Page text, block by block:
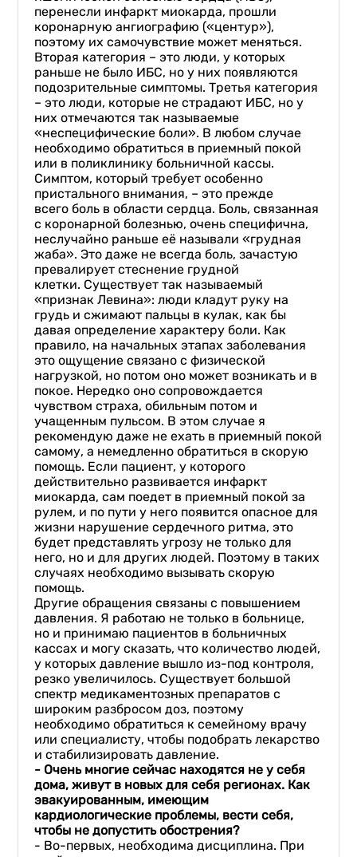
перенесли инфаркт миокарда, прошли
коронарную ангиографию («центур»),
поэтому их самочувствие может меняться.
Вторая категория – это люди, у которых
раньше не было ИБС, но у них появляются
подозрительные симптомы. Третья категория
– это люди, которые не страдают ИБС, но у
них отмечаются так называемые
«неспецифические боли». В любом случае
необходимо обратиться в приемный покой
или в поликлинику больничной кассы.
Симптом, который требует особенно
пристального внимания, – это прежде
всего боль в области сердца. Боль, связанная
с коронарной болезнью, очень специфична,
неслучайно раньше её называли «грудная
жаба». Это даже не всегда боль, зачастую
превалирует стеснение грудной
клетки. Существует так называемый
«признак Левина»: люди кладут руку на
грудь и сжимают пальцы в кулак, как бы
давая определение характеру боли. Как
правило, на начальных этапах заболевания
это ощущение связано с физической
нагрузкой, но потом оно может возникать и в
покое. Нередко оно сопровождается
чувством страха, обильным потом и
учащенным пульсом. В этом случае я
рекомендую даже не ехать в приемный покой
самому, а немедленно обратиться в скорую
помощь. Если пациент, у которого
действительно развивается инфаркт
миокарда, сам поедет в приемный покой за
рулем, и по пути у него появится опасное для
жизни нарушение сердечного ритма, это
будет представлять угрозу не только для
него, но и для других людей. Поэтому в таких
случаях необходимо вызывать скорую
помощь.
Другие обращения связаны с повышением
давления. Я работаю не только в больнице,
но и принимаю пациентов в больничных
кассах и могу сказать, что количество людей,
у которых давление вышло из-под контроля,
резко увеличилось. Существует большой
спектр медикаментозных препаратов с
широким разбросом доз, поэтому
необходимо обратиться к семейному врачу
или специалисту, чтобы подобрать лекарство
и стабилизировать давление.
- Очень многие сейчас находятся не у себя
дома,живут в новых для себя регионах. Как
эвакуированным, имеющим
кардиологические проблемы, вести себя,
чтобы не допустить обострения?
- Во-первых, необходима дисциплина. При